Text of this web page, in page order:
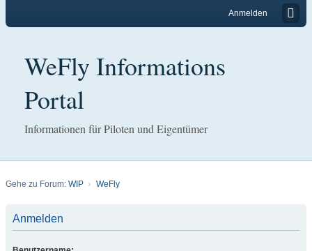
Anmelden
WeFly Informations
Portal
Informationen für Piloten und Eigentümer
Gehe zu Forum: WIP WeFly
Anmelden